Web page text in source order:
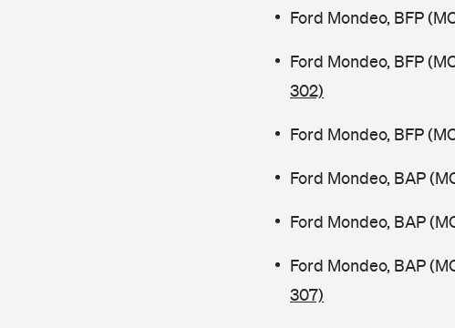
Ford Mondeo, BFP
Ford Mondeo, BFP
302)
Ford Mondeo, BFP
Ford Mondeo, BAP
Ford Mondeo, BAP
Ford Mondeo, BAP
307)